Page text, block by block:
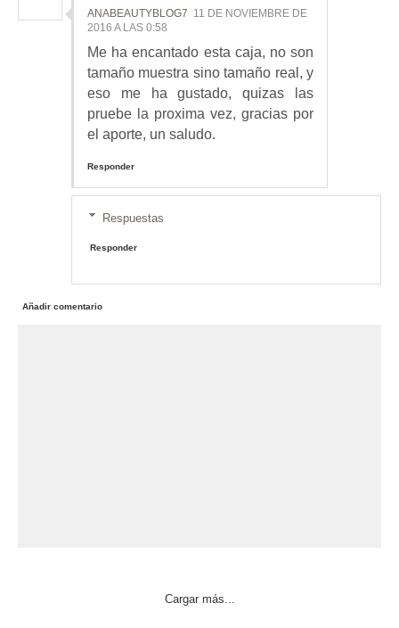
ANABEAUTYBLOG7 11 DE NOVIEMBRE DE
2016 A LAS 0:58
Me ha encantado esta caja, no son
tamaño muestra sino tamaño real, y
eso me ha gustado, quizas las
pruebe la proxima vez, gracias por
el aporte, un saludo.
Responder
Respuestas
Responder
Añadir comentario
Cargar más...